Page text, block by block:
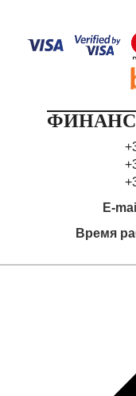
оборудования. При
договоры аренды
основе, в которых
платы выше суммы
3. По итогам
декларации по НДС
к возмещению из
календарного года
бухгалтерского и
выявил следующие
E-
Время